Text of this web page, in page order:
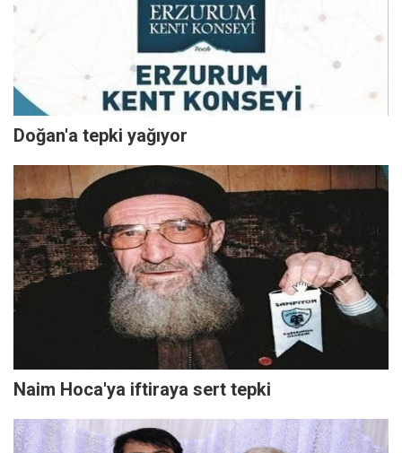
Doğan'a tepki yağıyor
Naim Hoca'ya iftiraya sert tepki